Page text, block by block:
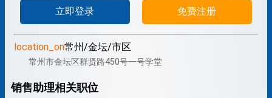
立即登录 免费注册
location_on常州/金坛/市区
常州市金坛区群贤路450号一号学堂
销售助理相关职位